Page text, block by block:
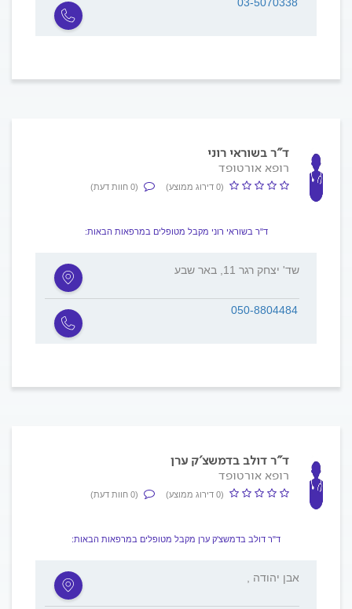
ד"ר בשוראי רוני
רופא אורטופד
(0 דירוג ממוצע) (0 חוות דעת)
ד"ר בשוראי רוני מקבל מטופלים במרפאות הבאות:
שד' יצחק רגר 11, באר שבע
050-8804484
ד"ר דולב בדמשצ'ק ערן
רופא אורטופד
(0 דירוג ממוצע) (0 חוות דעת)
ד"ר דולב בדמשצ'ק ערן מקבל מטופלים במרפאות הבאות:
, אבן יהודה